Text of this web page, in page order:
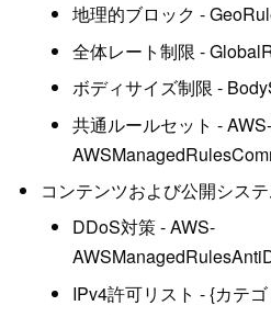
地理的ブロック -
全体レート制限 -
ボディサイズ制限 -
共通ルールセット - AWS-
コンテンツおよび公開シス
DDoS対策 - AWS-
IPv4許可リスト - {カテ